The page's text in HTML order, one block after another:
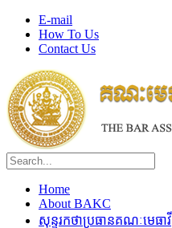
E-mail
How To Us
Contact Us
Home
About BAKC
សុន្ទរកថាប្រធានគណៈមេធាវី